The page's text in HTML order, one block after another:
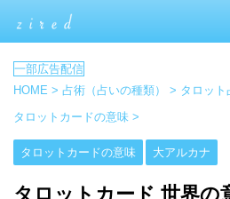
HOME > 占術（占いの種類） > タロット
タロットカードの意味 >
タロットカードの意味 大アルカナ
タロットカード 世界の